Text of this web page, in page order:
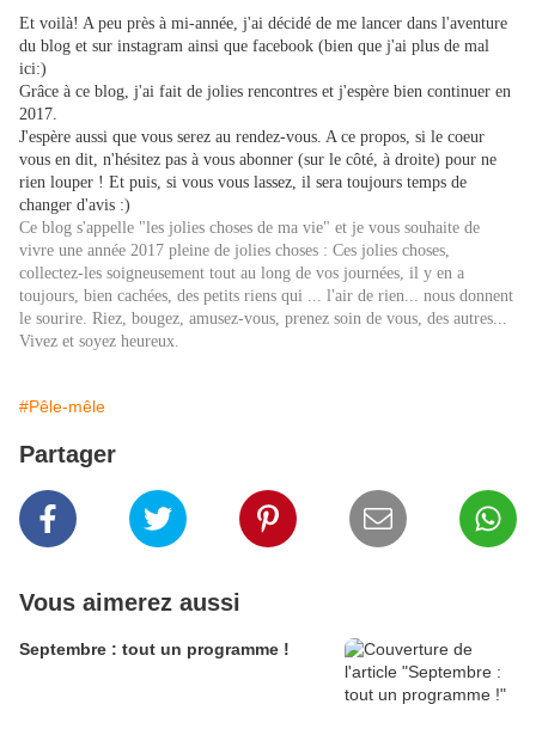
Et voilà! A peu près à mi-année, j'ai décidé de me lancer dans l'aventure
du blog et sur instagram ainsi que facebook (bien que j'ai plus de mal
ici:)
Grâce à ce blog, j'ai fait de jolies rencontres et j'espère bien continuer en
2017.
J'espère aussi que vous serez au rendez-vous. A ce propos, si le coeur
vous en dit, n'hésitez pas à vous abonner (sur le côté, à droite) pour ne
rien louper ! Et puis, si vous vous lassez, il sera toujours temps de
changer d'avis :)
Ce blog s'appelle "les jolies choses de ma vie" et je vous souhaite de
vivre une année 2017 pleine de jolies choses : Ces jolies choses,
collectez-les soigneusement tout au long de vos journées, il y en a
toujours, bien cachées, des petits riens qui ... l'air de rien... nous donnent
le sourire. Riez, bougez, amusez-vous, prenez soin de vous, des autres...
Vivez et soyez heureux.
#Pêle-mêle
Partager
Vous aimerez aussi
Septembre : tout un programme !